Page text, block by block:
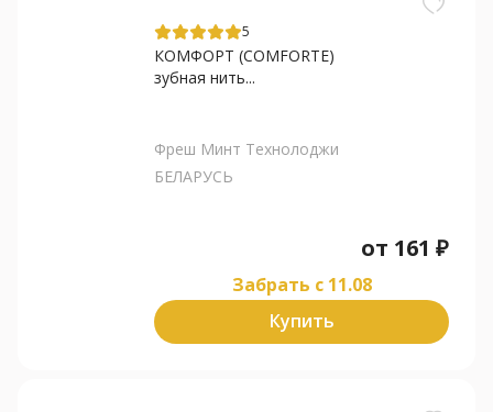
5
КОМФОРТ (COMFORTE)
зубная нить...
Фреш Минт Технолоджи
БЕЛАРУСЬ
от 161 ₽
Забрать c 11.08
Купить